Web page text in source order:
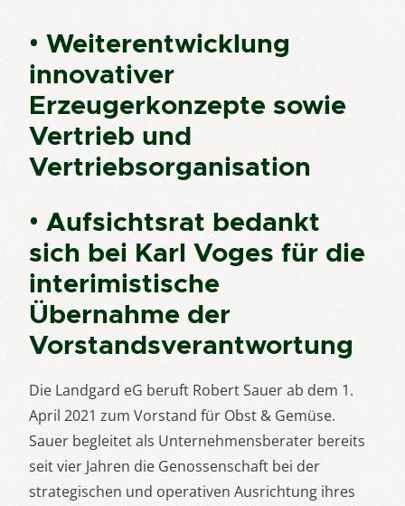
• Weiterentwicklung
innovativer
Erzeugerkonzepte sowie
Vertrieb und
Vertriebsorganisation
• Aufsichtsrat bedankt
sich bei Karl Voges für die
interimistische
Übernahme der
Vorstandsverantwortung
Die Landgard eG beruft Robert Sauer ab dem 1.
April 2021 zum Vorstand für Obst & Gemüse.
Sauer begleitet als Unternehmensberater bereits
seit vier Jahren die Genossenschaft bei der
strategischen und operativen Ausrichtung ihres